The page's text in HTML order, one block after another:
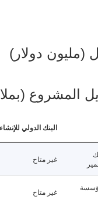
(مليون دولار)
المشروع
البنك الدولي
غير متاح
غير متاح